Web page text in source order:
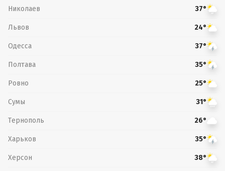
Николаев 37°
Львов 24°
Одесса 37°
Полтава 35°
Ровно 25°
Сумы 31°
Тернополь 26°
Харьков 35°
Херсон 38°